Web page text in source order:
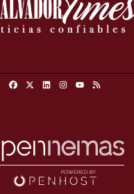
FacebookLinkedinInstagramRSS